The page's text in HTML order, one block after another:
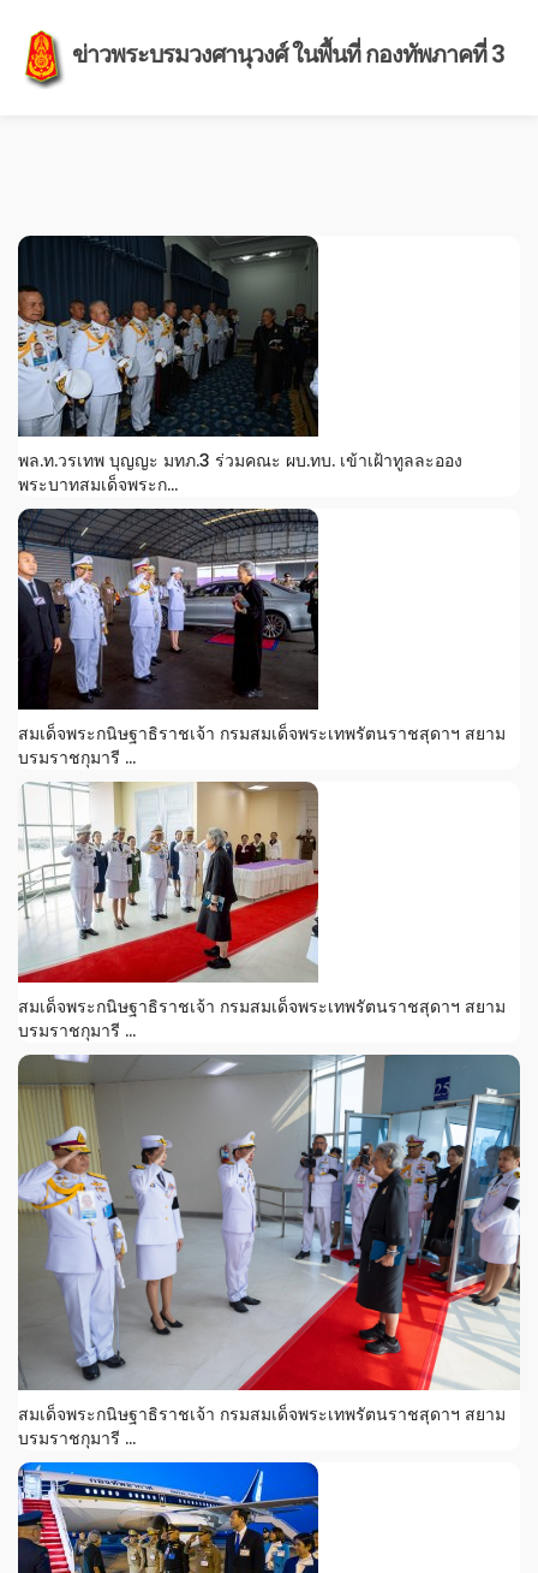
ข่าวพระบรมวงศานุวงศ์ ในพื้นที่ กองทัพภาคที่ 3
พล.ท.วรเทพ บุญญะ มทภ.3 ร่วมคณะ ผบ.ทบ. เข้าเฝ้าทูลละออง
พระบาทสมเด็จพระก...
สมเด็จพระกนิษฐาธิราชเจ้า กรมสมเด็จพระเทพรัตนราชสุดาฯ สยาม
บรมราชกุมารี ...
สมเด็จพระกนิษฐาธิราชเจ้า กรมสมเด็จพระเทพรัตนราชสุดาฯ สยาม
บรมราชกุมารี ...
สมเด็จพระกนิษฐาธิราชเจ้า กรมสมเด็จพระเทพรัตนราชสุดาฯ สยาม
บรมราชกุมารี ...